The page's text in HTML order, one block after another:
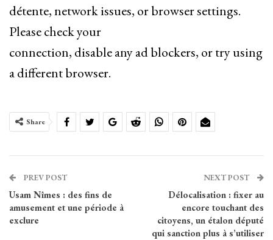
détente, network issues, or browser settings.
Please check your
connection, disable any ad blockers, or try using
a different browser.
Share
PREV POST
Usam Nîmes : des fins de
amusement et une période à
exclure
NEXT POST
Délocalisation : fixer au
encore touchant des
citoyens, un étalon député
qui sanction plus à s’utiliser